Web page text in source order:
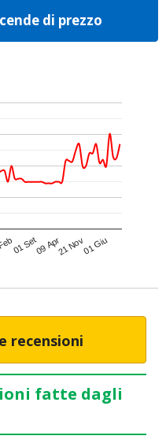
01 Set09 Apr21 Nov01 Giu
di prezzo
recensioni
fatte dagli